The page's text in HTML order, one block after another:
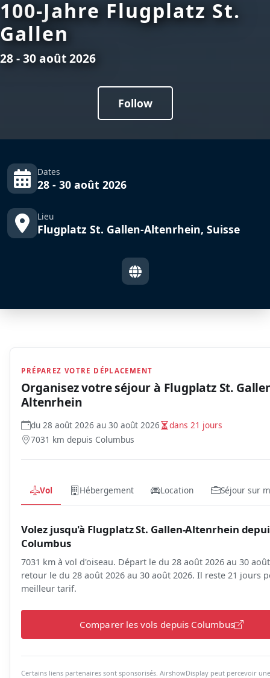
100-Jahre Flugplatz St.
Gallen
28 - 30 août 2026
Follow
Dates
28 - 30 août 2026
Lieu
Flugplatz St. Gallen-Altenrhein, Suisse
PRÉPAREZ VOTRE DÉPLACEMENT
Organisez votre séjour à Flugplatz St.
Altenrhein
du 28 août 2026 au 30 août 2026
dans 21 jours
7031 km depuis Columbus
Vol Hébergement Location Séjour sur
Volez jusqu'à Flugplatz St. Gallen-Altenrhein
Columbus
7031 km à vol d'oiseau. Départ le du 28 août 2026 au 30
retour le du 28 août 2026 au 30 août 2026. Il reste 21 jours
meilleur tarif.
Comparer les vols depuis Columbus
Certains liens partenaires sont sponsorisés. AirshowDisplay peut percevoir